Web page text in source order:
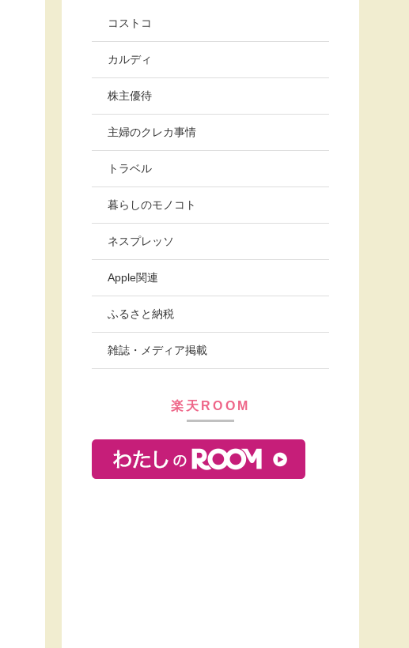
コストコ
カルディ
株主優待
主婦のクレカ事情
トラベル
暮らしのモノコト
ネスプレッソ
Apple関連
ふるさと納税
雑誌・メディア掲載
楽天ROOM